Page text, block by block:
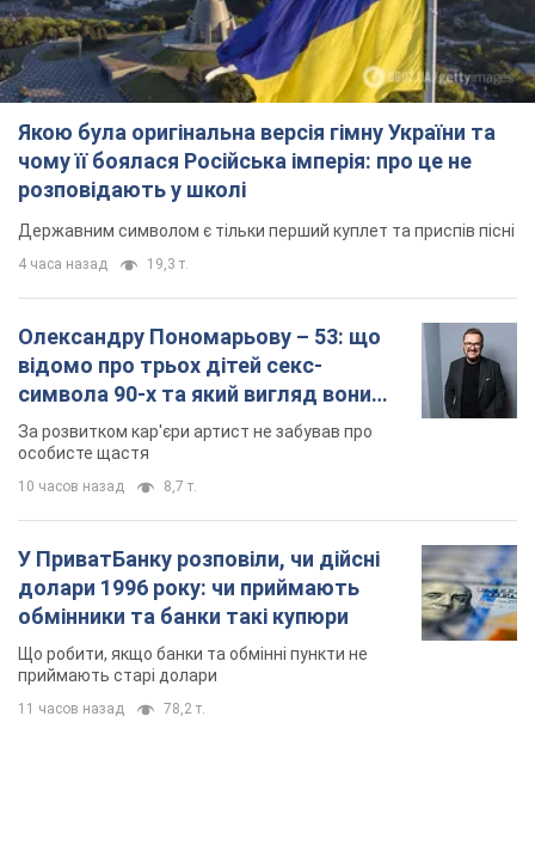
Якою була оригінальна версія гімну України та
чому її боялася Російська імперія: про це не
розповідають у школі
Державним символом є тільки перший куплет та приспів пісні
4 часа назад 19,3 т.
Олександру Пономарьову – 53: що
відомо про трьох дітей секс-
символа 90-х та який вигляд вони
мають
За розвитком кар'єри артист не забував про
особисте щастя
10 часов назад 8,7 т.
У ПриватБанку розповіли, чи дійсні
долари 1996 року: чи приймають
обмінники та банки такі купюри
Що робити, якщо банки та обмінні пункти не
приймають старі долари
11 часов назад 78,2 т.